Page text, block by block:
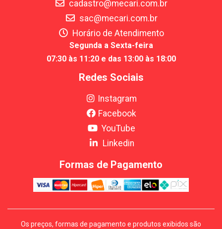
cadastro@mecari.com.br
sac@mecari.com.br
Horário de Atendimento
Segunda a Sexta-feira
07:30 às 11:20 e das 13:00 às 18:00
Redes Sociais
Instagram
Facebook
YouTube
Linkedin
Formas de Pagamento
Os preços, formas de pagamento e produtos exibidos são